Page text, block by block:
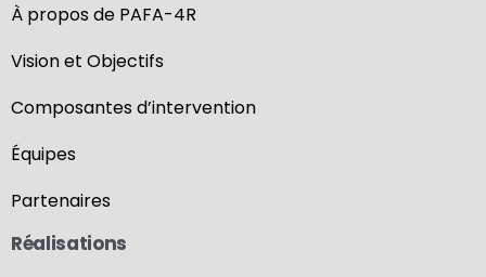
À propos de PAFA-4R
Vision et Objectifs
Composantes d’intervention
Équipes
Partenaires
Réalisations